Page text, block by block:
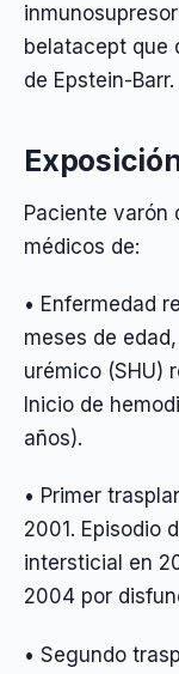
belatacept que
de Epstein-Barr.
Paciente varón
médicos de:
• Enfermedad
meses de
urémico (SHU)
Inicio de
años).
• Primer
2001. Episodio
intersticial en
2004 por
• Segundo